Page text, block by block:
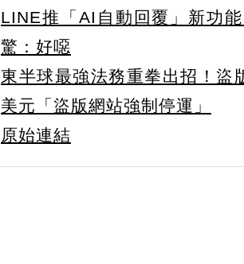
LINE推「AI自動回覆」新功
驚：好噁
東半球最強法務重拳出招！
美元「盜版網站強制停運」
原始連結